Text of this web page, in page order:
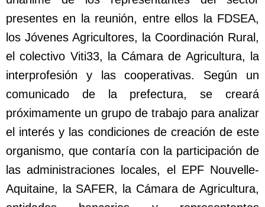
presentes en la reunión, entre ellos la FDSEA,
los Jóvenes Agricultores, la Coordinación Rural,
el colectivo Viti33, la Cámara de Agricultura, la
interprofesión y las cooperativas. Según un
comunicado de la prefectura, se creará
próximamente un grupo de trabajo para analizar
el interés y las condiciones de creación de este
organismo, que contaría con la participación de
las administraciones locales, el EPF Nouvelle-
Aquitaine, la SAFER, la Cámara de Agricultura,